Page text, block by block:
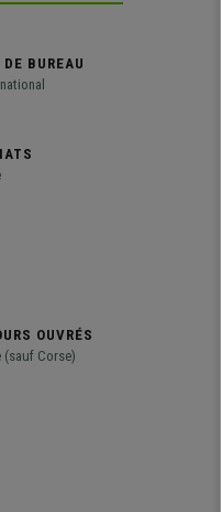
BUREAU
OUVRÉS
(sauf Corse)